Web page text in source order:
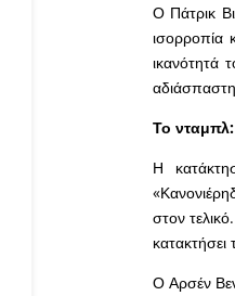
Ο Πάτρικ
ισορροπία
ικανότητά
Το
Η
στον
Ο Αρσέν